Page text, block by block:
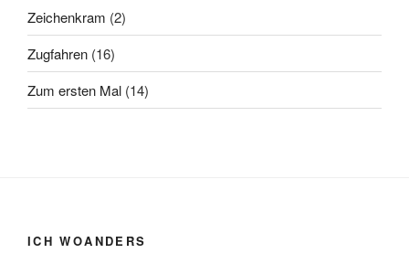
Zeichenkram (2)
Zugfahren (16)
Zum ersten Mal (14)
ICH WOANDERS